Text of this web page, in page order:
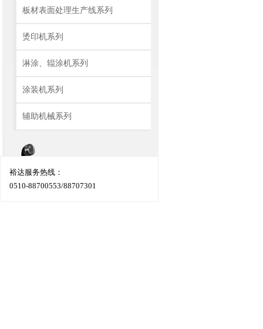
板材表面处理生产线系列
烫印机系列
淋涂、辊涂机系列
涂装机系列
辅助机械系列
裕达服务热线：
0510-88700553/88707301